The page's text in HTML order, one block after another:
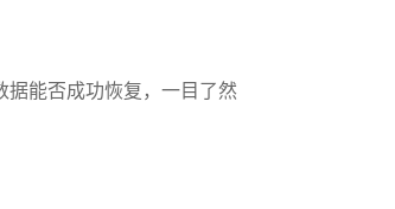
能否成功恢复，一目了然